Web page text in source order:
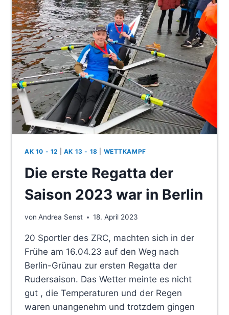
LETZTE
TAUFE
FÜR
DIE
NÄCHSTE
ZEIT
AK 10 - 12 AK 13 - 18 WETTKAMPF
Die erste Regatta der
Saison 2023 war in Berlin
von Andrea Senst 18. April 2023
20 Sportler des ZRC, machten sich in der
Frühe am 16.04.23 auf den Weg nach
Berlin-Grünau zur ersten Regatta der
Rudersaison. Das Wetter meinte es nicht
gut , die Temperaturen und der Regen
waren unangenehm und trotzdem gingen